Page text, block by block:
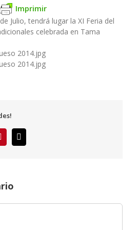
Imprimir
Julio, tendrá lugar la XI Feria del
celebrada en Tama
Pinterest
electrónico